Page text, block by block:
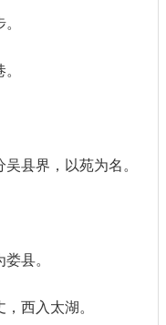
县界，以苑为名。
县。
西入太湖。